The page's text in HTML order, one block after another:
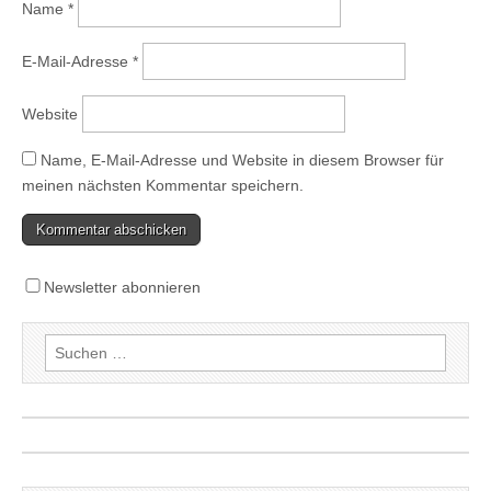
Name *
E-Mail-Adresse *
Website
Name, E-Mail-Adresse und Website in diesem Browser für
meinen nächsten Kommentar speichern.
Newsletter abonnieren
Suchen
nach: